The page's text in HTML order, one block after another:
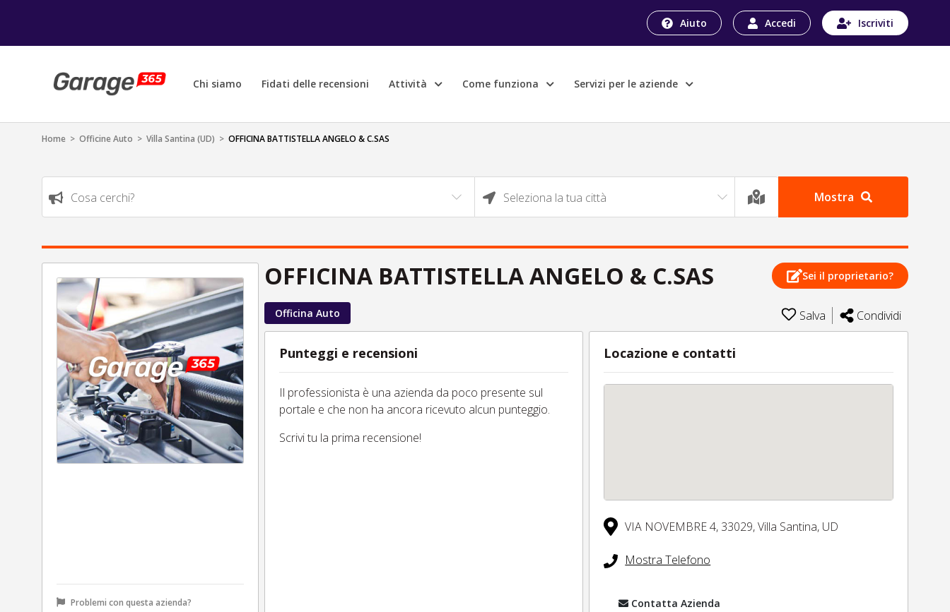
Aiuto Accedi Iscriviti
Chi siamo Fidati delle recensioni Attività Come funziona Servizi per le aziende
Home > Officine Auto > Villa Santina (UD) > OFFICINA BATTISTELLA ANGELO & C.SAS
Cosa cerchi? Seleziona la tua città Mostra
Problemi con questa azienda?
OFFICINA BATTISTELLA ANGELO & C.SAS Sei il proprietario?
Officina Auto Salva Condividi
Punteggi e recensioni
Il professionista è una azienda da poco presente sul
portale e che non ha ancora ricevuto alcun punteggio.
Scrivi tu la prima recensione!
Locazione e contatti
VIA NOVEMBRE 4, 33029,Villa Santina, UD
Mostra Telefono
Contatta Azienda